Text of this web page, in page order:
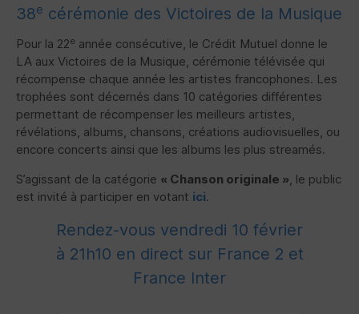
38e cérémonie des Victoires de la Musique
Pour la 22e année consécutive, le Crédit Mutuel donne le
LA aux Victoires de la Musique, cérémonie télévisée qui
récompense chaque année les artistes francophones. Les
trophées sont décernés dans 10 catégories différentes
permettant de récompenser les meilleurs artistes,
révélations, albums, chansons, créations audiovisuelles, ou
encore concerts ainsi que les albums les plus streamés.
S’agissant de la catégorie « Chanson originale », le public
est invité à participer en votant ici.
Rendez-vous vendredi 10 février
à 21h10 en direct sur France 2 et
France Inter